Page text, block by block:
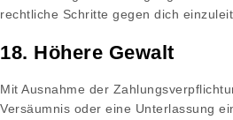
rechtliche Schritte gegen dich
18. Höhere Gewalt
Mit Ausnahme der
Versäumnis oder eine Unterlassung